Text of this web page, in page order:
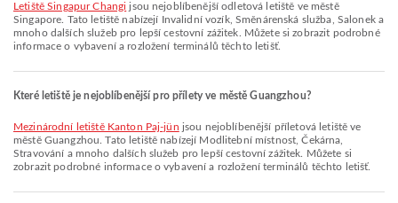
Letiště Singapur Changi jsou nejoblíbenější odletová letiště ve městě
Singapore. Tato letiště nabízejí Invalidní vozík, Směnárenská služba, Salonek a
mnoho dalších služeb pro lepší cestovní zážitek. Můžete si zobrazit podrobné
informace o vybavení a rozložení terminálů těchto letišť.
Které letiště je nejoblíbenější pro přílety ve městě Guangzhou?
Mezinárodní letiště Kanton Paj-jün jsou nejoblíbenější příletová letiště ve
městě Guangzhou. Tato letiště nabízejí Modlitební místnost, Čekárna,
Stravování a mnoho dalších služeb pro lepší cestovní zážitek. Můžete si
zobrazit podrobné informace o vybavení a rozložení terminálů těchto letišť.